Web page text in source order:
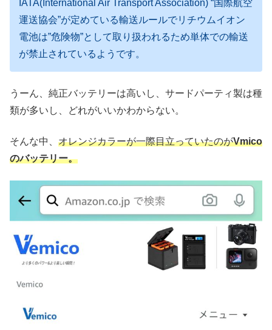
IATA(International Air Transport Association) “国際航空
運送協会”が定めている輸送ルールでリチウムイオン
電池は”危険物”として取り扱われるため単体での輸送
が禁止されているようです。
うーん、純正バッテリーは高いし、サードパーティ製は種
類が多いし、どれがいいかわからない。
そんな中、 オレンジカラーが一際目立っていたのがVmico
のバッテリー。